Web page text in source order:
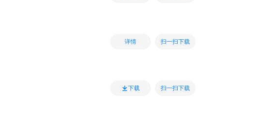
详情 扫一扫下载
下载 扫一扫下载